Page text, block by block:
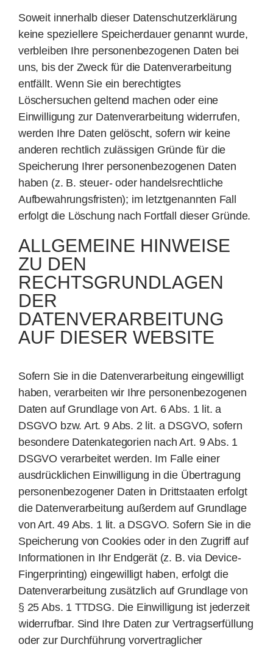
Soweit innerhalb dieser Datenschutzerklärung
keine speziellere Speicherdauer genannt wurde,
verbleiben Ihre personenbezogenen Daten bei
uns, bis der Zweck für die Datenverarbeitung
entfällt. Wenn Sie ein berechtigtes
Löschersuchen geltend machen oder eine
Einwilligung zur Datenverarbeitung widerrufen,
werden Ihre Daten gelöscht, sofern wir keine
anderen rechtlich zulässigen Gründe für die
Speicherung Ihrer personenbezogenen Daten
haben (z. B. steuer- oder handelsrechtliche
Aufbewahrungsfristen); im letztgenannten Fall
erfolgt die Löschung nach Fortfall dieser Gründe.
ALLGEMEINE HINWEISE
ZU DEN
RECHTSGRUNDLAGEN
DER
DATENVERARBEITUNG
AUF DIESER WEBSITE
Sofern Sie in die Datenverarbeitung eingewilligt
haben, verarbeiten wir Ihre personenbezogenen
Daten auf Grundlage von Art. 6 Abs. 1 lit. a
DSGVO bzw. Art. 9 Abs. 2 lit. a DSGVO, sofern
besondere Datenkategorien nach Art. 9 Abs. 1
DSGVO verarbeitet werden. Im Falle einer
ausdrücklichen Einwilligung in die Übertragung
personenbezogener Daten in Drittstaaten erfolgt
die Datenverarbeitung außerdem auf Grundlage
von Art. 49 Abs. 1 lit. a DSGVO. Sofern Sie in die
Speicherung von Cookies oder in den Zugriff auf
Informationen in Ihr Endgerät (z. B. via Device-
Fingerprinting) eingewilligt haben, erfolgt die
Datenverarbeitung zusätzlich auf Grundlage von
§ 25 Abs. 1 TTDSG. Die Einwilligung ist jederzeit
widerrufbar. Sind Ihre Daten zur Vertragserfüllung
oder zur Durchführung vorvertraglicher